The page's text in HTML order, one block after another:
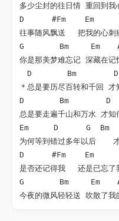
多少尘封的往日情 重回到我
D 　　　#Fm    Em  　
往事随风飘送 　把我的心刺
G 　　　　Bm  　 Em  　
你是那美梦难忘记 深藏在记
D 　　　　Bm  　　　
＊总是要历尽百转和千回 才
D 　　　　Bm  　　　 D
总是要走遍千山和万水 才知
Em  　　D 　　　G
为何等到错过多年以后 　
D 　　　#Fm    Em  　
是否还记得我 　还是已忘了
G 　　　　Bm  　 Em
今夜的微风轻轻送 吹散了我